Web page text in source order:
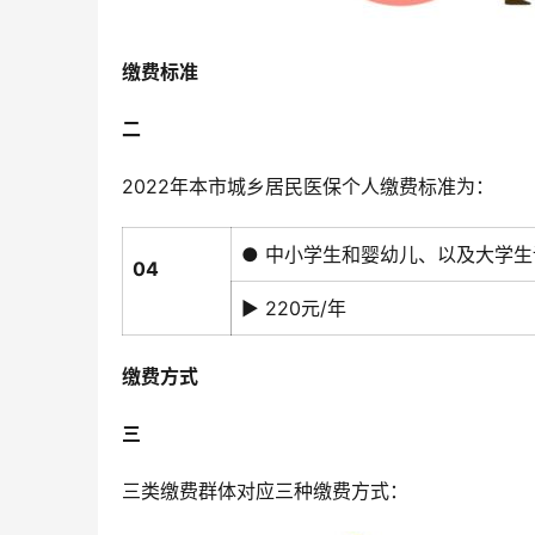
缴费标准
二
2022年本市城乡居民医保个人缴费标准为：
04
● 中小学生和婴幼儿、以及大学
► 220元/年
缴费方式
三
三类缴费群体对应三种缴费方式：